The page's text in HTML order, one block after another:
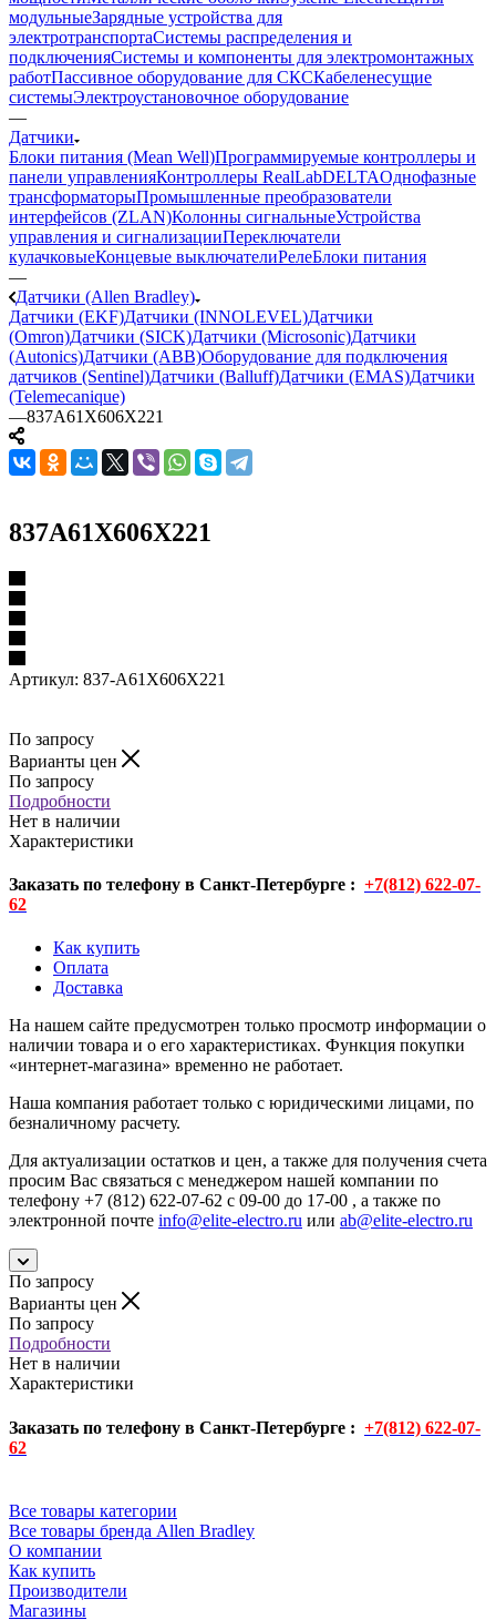
модульныеЗарядные устройства для
электротранспортаСистемы распределения и
подключенияСистемы и компоненты для электромонтажных
работПассивное оборудование для СКСКабеленесущие
системыЭлектроустановочное оборудование
—
Датчики
Блоки питания (Mean Well)Программируемые контроллеры и
панели управленияКонтроллеры RealLabDELTAОднофазные
трансформаторыПромышленные преобразователи
интерфейсов (ZLAN)Колонны сигнальныеУстройства
управления и сигнализацииПереключатели
кулачковыеКонцевые выключателиРелеБлоки питания
—
Датчики (Allen Bradley)
Датчики (EKF)Датчики (INNOLEVEL)Датчики
(Omron)Датчики (SICK)Датчики (Microsonic)Датчики
(Autonics)Датчики (ABB)Оборудование для подключения
датчиков (Sentinel)Датчики (Balluff)Датчики (EMAS)Датчики
(Telemecanique)
—837A61X606X221
837A61X606X221
Артикул: 837-A61X606X221
По запросу
Варианты цен
По запросу
Подробности
Нет в наличии
Характеристики
Заказать по телефону в Санкт-Петербурге : +7(812) 622-07-
62
Как купить
Оплата
Доставка
На нашем сайте предусмотрен только просмотр информации о
наличии товара и о его характеристиках. Функция покупки
«интернет-магазина» временно не работает.
Наша компания работает только с юридическими лицами, по
безналичному расчету.
Для актуализации остатков и цен, а также для получения счета
просим Вас связаться с менеджером нашей компании по
телефону +7 (812) 622-07-62 с 09-00 до 17-00 , а также по
электронной почте info@elite-electro.ru или ab@elite-electro.ru
По запросу
Варианты цен
По запросу
Подробности
Нет в наличии
Характеристики
Заказать по телефону в Санкт-Петербурге : +7(812) 622-07-
62
Все товары категории
Все товары бренда Allen Bradley
О компании
Как купить
Производители
Магазины